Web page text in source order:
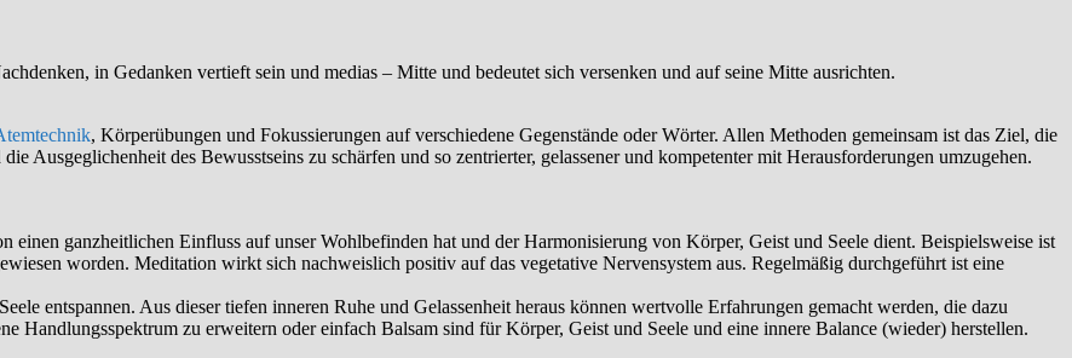
in Gedanken vertieft sein und medias – Mitte und bedeutet sich versenken und auf seine Mitte ausrichten.
, Körperübungen und Fokussierungen auf verschiedene Gegenstände oder Wörter. Allen Methoden gemeinsam ist das Ziel, die
Ausgeglichenheit des Bewusstseins zu schärfen und so zentrierter, gelassener und kompetenter mit Herausforderungen umzugehen.
einen ganzheitlichen Einfluss auf unser Wohlbefinden hat und der Harmonisierung von Körper, Geist und Seele dient. Beispielsweise ist
worden. Meditation wirkt sich nachweislich positiv auf das vegetative Nervensystem aus. Regelmäßig durchgeführt ist eine
entspannen. Aus dieser tiefen inneren Ruhe und Gelassenheit heraus können wertvolle Erfahrungen gemacht werden, die dazu
Handlungsspektrum zu erweitern oder einfach Balsam sind für Körper, Geist und Seele und eine innere Balance (wieder) herstellen.